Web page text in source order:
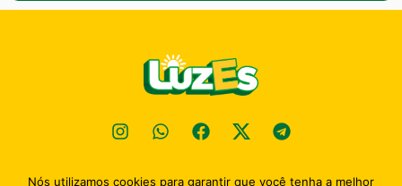
Política de privacidade
Nós utilizamos cookies para garantir que você tenha a melhor